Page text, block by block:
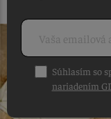
Súhlasím so
nariadením